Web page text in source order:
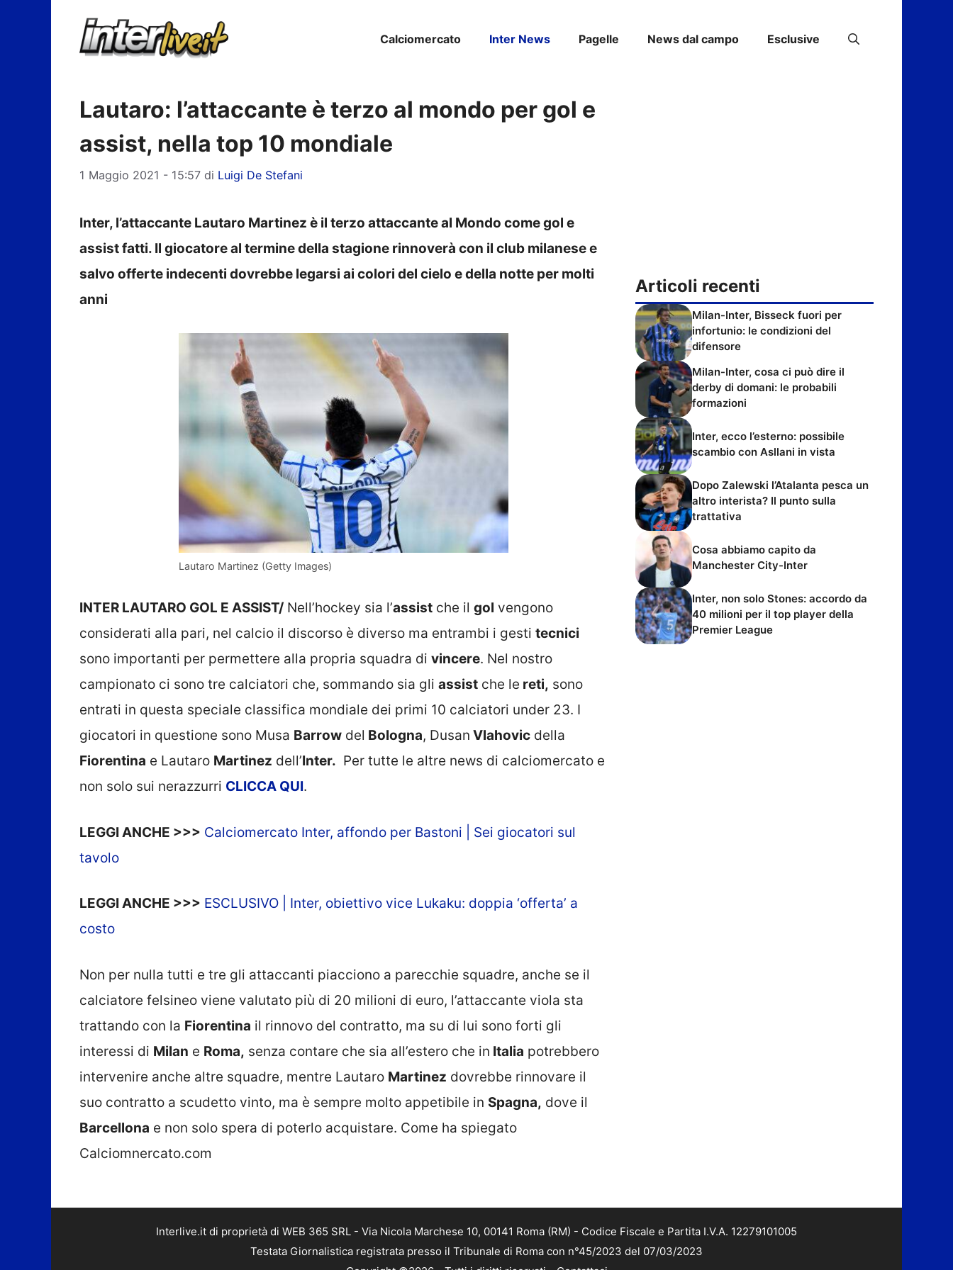
Calciomercato Inter News Pagelle News dal campo Esclusive
Lautaro: l’attaccante è terzo al mondo per gol e
assist, nella top 10 mondiale
1 Maggio 2021 - 15:57 di Luigi De Stefani
Inter, l’attaccante Lautaro Martinez è il terzo attaccante al Mondo come gol e
assist fatti. Il giocatore al termine della stagione rinnoverà con il club milanese e
salvo offerte indecenti dovrebbe legarsi ai colori del cielo e della notte per molti
anni
Lautaro Martinez (Getty Images)
INTER LAUTARO GOL E ASSIST/ Nell’hockey sia l’assist che il gol vengono
considerati alla pari, nel calcio il discorso è diverso ma entrambi i gesti tecnici
sono importanti per permettere alla propria squadra di vincere. Nel nostro
campionato ci sono tre calciatori che, sommando sia gli assist che le reti, sono
entrati in questa speciale classifica mondiale dei primi 10 calciatori under 23. I
giocatori in questione sono Musa Barrow del Bologna, Dusan Vlahovic della
Fiorentina e Lautaro Martinez dell’Inter. Per tutte le altre news di calciomercato e
non solo sui nerazzurri CLICCA QUI.
LEGGI ANCHE >>> Calciomercato Inter, affondo per Bastoni | Sei giocatori sul
tavolo
LEGGI ANCHE >>> ESCLUSIVO | Inter, obiettivo vice Lukaku: doppia ‘offerta’ a
costo
Non per nulla tutti e tre gli attaccanti piacciono a parecchie squadre, anche se il
calciatore felsineo viene valutato più di 20 milioni di euro, l’attaccante viola sta
trattando con la Fiorentina il rinnovo del contratto, ma su di lui sono forti gli
interessi di Milan e Roma, senza contare che sia all’estero che in Italia potrebbero
intervenire anche altre squadre, mentre Lautaro Martinez dovrebbe rinnovare il
suo contratto a scudetto vinto, ma è sempre molto appetibile in Spagna, dove il
Barcellona e non solo spera di poterlo acquistare. Come ha spiegato
Calciomnercato.com
Articoli recenti
Milan-Inter, Bisseck fuori per
infortunio: le condizioni del
difensore
Milan-Inter, cosa ci può dire il
derby di domani: le probabili
formazioni
Inter, ecco l’esterno: possibile
scambio con Asllani in vista
Dopo Zalewski l’Atalanta pesca un
altro interista? Il punto sulla
trattativa
Cosa abbiamo capito da
Manchester City-Inter
Inter, non solo Stones: accordo da
40 milioni per il top player della
Premier League
Interlive.it di proprietà di WEB 365 SRL - Via Nicola Marchese 10, 00141 Roma (RM) - Codice Fiscale e Partita I.V.A. 12279101005
Testata Giornalistica registrata presso il Tribunale di Roma con n°45/2023 del 07/03/2023